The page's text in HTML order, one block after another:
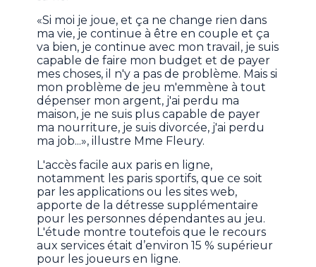
«Si moi je joue, et ça ne change rien dans
ma vie, je continue à être en couple et ça
va bien, je continue avec mon travail, je suis
capable de faire mon budget et de payer
mes choses, il n'y a pas de problème. Mais si
mon problème de jeu m'emmène à tout
dépenser mon argent, j'ai perdu ma
maison, je ne suis plus capable de payer
ma nourriture, je suis divorcée, j'ai perdu
ma job...», illustre Mme Fleury.
L'accès facile aux paris en ligne,
notamment les paris sportifs, que ce soit
par les applications ou les sites web,
apporte de la détresse supplémentaire
pour les personnes dépendantes au jeu.
L'étude montre toutefois que le recours
aux services était d’environ 15 % supérieur
pour les joueurs en ligne.